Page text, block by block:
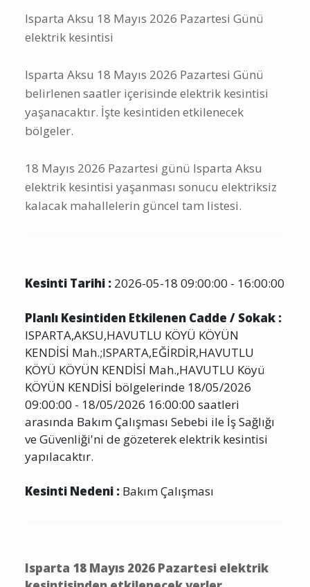
Isparta Aksu 18 Mayıs 2026 Pazartesi Günü
elektrik kesintisi
Isparta Aksu 18 Mayıs 2026 Pazartesi Günü
belirlenen saatler içerisinde elektrik kesintisi
yaşanacaktır. İşte kesintiden etkilenecek
bölgeler.
18 Mayıs 2026 Pazartesi günü Isparta Aksu
elektrik kesintisi yaşanması sonucu elektriksiz
kalacak mahallelerin güncel tam listesi.
Kesinti Tarihi : 2026-05-18 09:00:00 - 16:00:00
Planlı Kesintiden Etkilenen Cadde / Sokak :
ISPARTA,AKSU,HAVUTLU KÖYÜ KÖYÜN
KENDİSİ Mah.;ISPARTA,EĞİRDİR,HAVUTLU
KÖYÜ KÖYÜN KENDİSİ Mah.,HAVUTLU Köyü
KÖYÜN KENDİSİ bölgelerinde 18/05/2026
09:00:00 - 18/05/2026 16:00:00 saatleri
arasında Bakım Çalışması Sebebi ile İş Sağlığı
ve Güvenliği'ni de gözeterek elektrik kesintisi
yapılacaktır.
Kesinti Nedeni : Bakım Çalışması
Isparta 18 Mayıs 2026 Pazartesi elektrik